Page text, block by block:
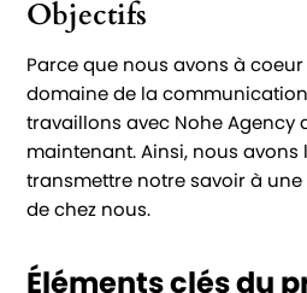
Objectifs
Parce que nous avons à
domaine de la
travaillons avec Nohe Agency
maintenant. Ainsi, nous avons
transmettre notre savoir à
de chez nous.
Éléments clés du